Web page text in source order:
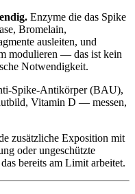
Enzyme die das Spike
Bromelain,
ausleiten, und
modulieren — das ist kein
Notwendigkeit.
Spike-Antikörper (BAU),
Vitamin D — messen,
zusätzliche Exposition mit
oder ungeschützte
bereits am Limit arbeitet.